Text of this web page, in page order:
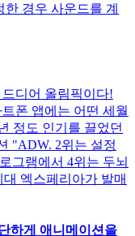
경우 사운드를 계
디어 올림픽이다!
폰 앱에는 어떤 세월
정도 인기를 끌었던
"ADW. 2위는 설정
그램에서 4위는 두뇌
엑스페리아가 발매
하게 애니메이션을